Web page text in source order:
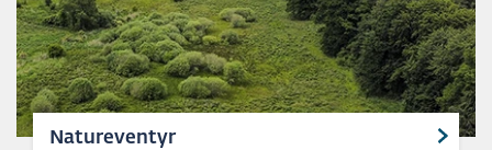
Natureventyr